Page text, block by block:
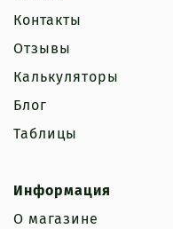
Контакты
Отзывы
Калькуляторы
Блог
Таблицы
Информация
О магазине